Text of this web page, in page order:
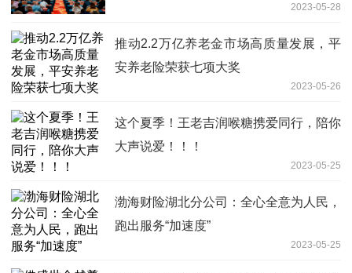
2023-05-28
推动2.2万亿养老金市场高质量发展，平
安养老险荣获七项大奖
2023-05-26
这个夏季！王老吉润喉糖携爱同行，陪你
大声说爱！！！
2023-05-25
渤海财险湖北分公司：全心全意为人民，
跑出服务“加速度”
2023-05-25